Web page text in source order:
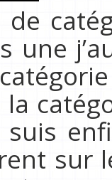
de
une
sur